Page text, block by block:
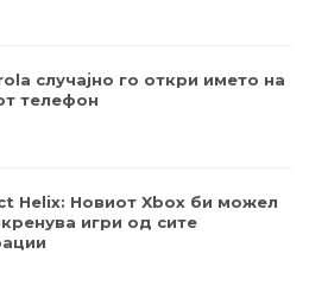
случајно го откри името на
телефон
Helix: Новиот Xbox би можел
игри од сите